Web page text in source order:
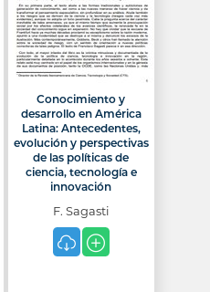
Conocimiento y
desarrollo en América
Latina: Antecedentes,
evolución y perspectivas
de las políticas de
ciencia, tecnología e
innovación
F. Sagasti